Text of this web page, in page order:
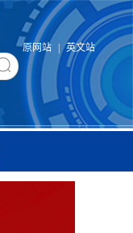
原网站 英文站